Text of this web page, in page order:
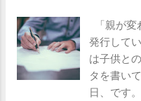
ては ⇒こ
はメルマ
す。 全文
い。
magazine
「親が変
発行して
は子供と
タを書い
日、です